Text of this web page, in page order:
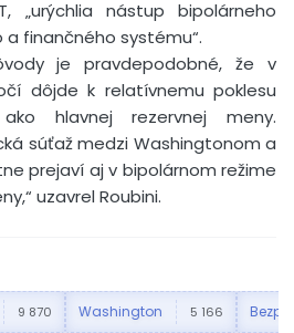
„urýchlia nástup bipolárneho
finančného systému“.
je pravdepodobné, že v
dôjde k relatívnemu poklesu
hlavnej rezervnej meny.
súťaž medzi Washingtonom a
prejaví aj v bipolárnom režime
uzavrel Roubini.
9 870 Washington 5 166